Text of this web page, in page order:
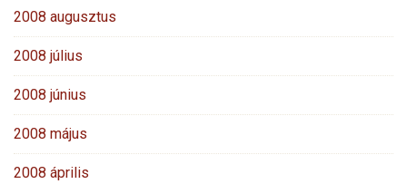
2008 augusztus
2008 július
2008 június
2008 május
2008 április